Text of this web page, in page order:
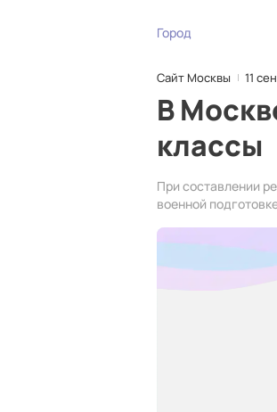
Город
Сайт Москвы 11
В
классы
При составлении
военной